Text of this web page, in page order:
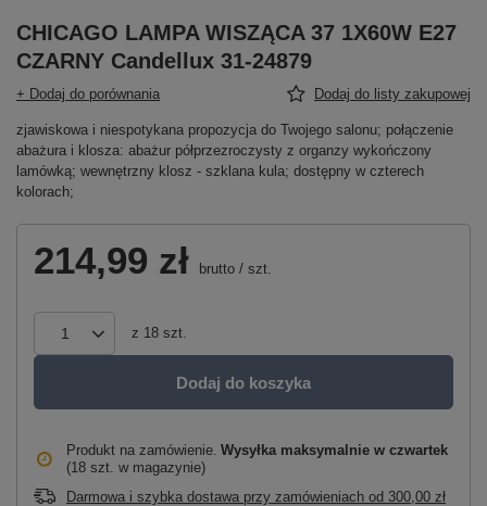
CHICAGO LAMPA WISZĄCA 37 1X60W E27
CZARNY Candellux 31-24879
+ Dodaj do porównania Dodaj do listy zakupowej
zjawiskowa i niespotykana propozycja do Twojego salonu; połączenie
abażura i klosza: abażur półprzezroczysty z organzy wykończony
lamówką; wewnętrzny klosz - szklana kula; dostępny w czterech
kolorach;
214,99 zł brutto / szt.
z 18 szt.
Dodaj do koszyka
Produkt na zamówienie Wysyłka maksymalnie w czwartek
(18 szt. w magazynie)
Darmowa i szybka dostawa przy zamówieniach od 300,00 zł